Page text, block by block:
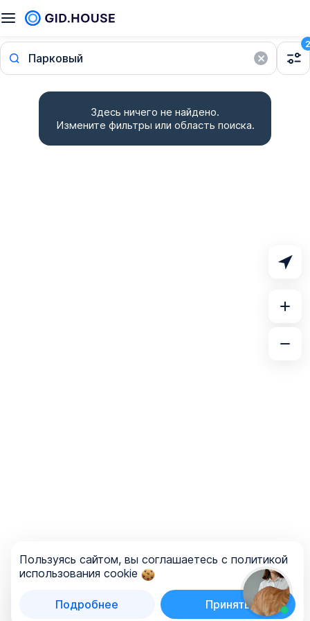
Парковый
2
Список
Здесь ничего не найдено.
Измените фильтры или область поиска.
Пользуясь сайтом, вы соглашаетесь с политикой
использования cookie
Подробнее Принять